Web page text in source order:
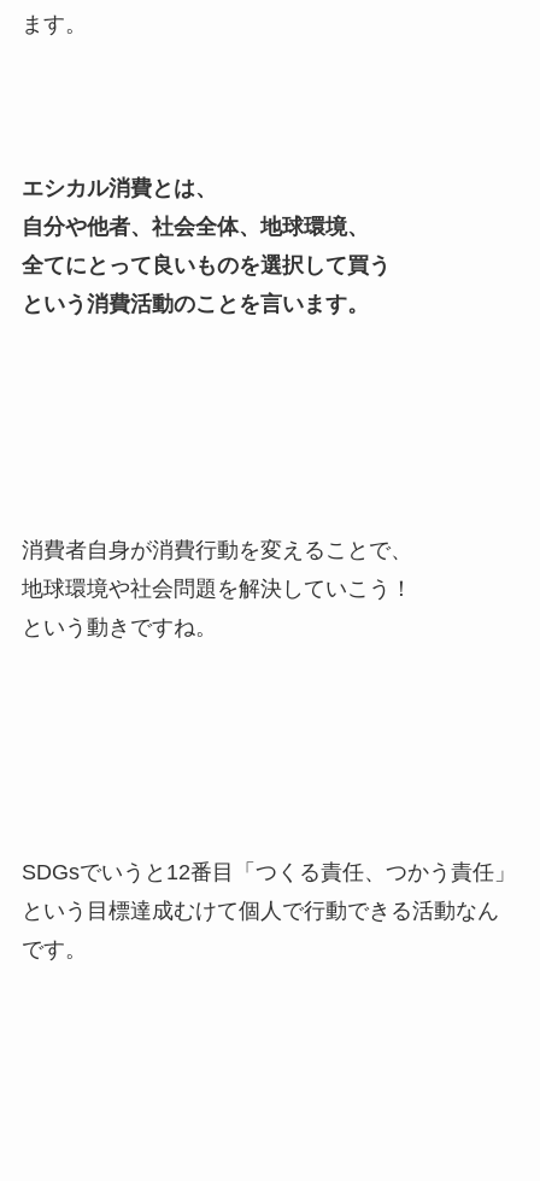
ます。
エシカル消費とは、
自分や他者、社会全体、地球環境、
全てにとって良いものを選択して買う
という消費活動のことを言います。
消費者自身が消費行動を変えることで、
地球環境や社会問題を解決していこう！
という動きですね。
SDGsでいうと12番目「つくる責任、つかう責任」
という目標達成むけて個人で行動できる活動なん
です。